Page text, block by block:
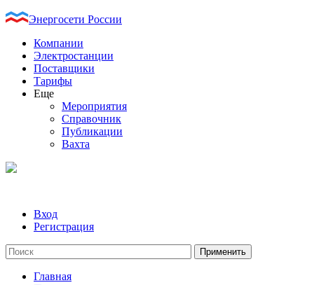
Энергосети России
Компании
Электростанции
Поставщики
Тарифы
Еще
Мероприятия
Справочник
Публикации
Вахта
Вход
Регистрация
Главная